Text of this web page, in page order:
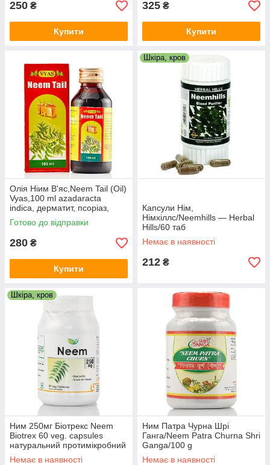
250 ₴
Купити
325 ₴
Купити
Олія Ніим В'яс,Neem Tail (Oil)
Vyas,100 ml azadaracta
indica, дерматит, псоріаз,
екзема
Готово до відправки
280 ₴
Купити
Шкіра, кров
Капсули Нім,
Німхіллс/Neemhills — Herbal
Hills/60 таб
Немає в наявності
212 ₴
Шкіра, кров
Ним 250мг Біотрекс Neem
Biotrex 60 veg. capsules
натуральний протимікробний
засіб
Немає в наявності
Ним Патра Чурна Шрі
Ганга/Neem Patra Churna Shri
Ganga/100 g
Немає в наявності